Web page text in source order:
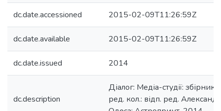
dc.date.accessioned 2015-02-09T11:26:59Z
dc.date.available 2015-02-09T11:26:59Z
dc.date.issued 2014
dc.description
Діалог: Медіа-студії:
ред. кол.: відп. ред.